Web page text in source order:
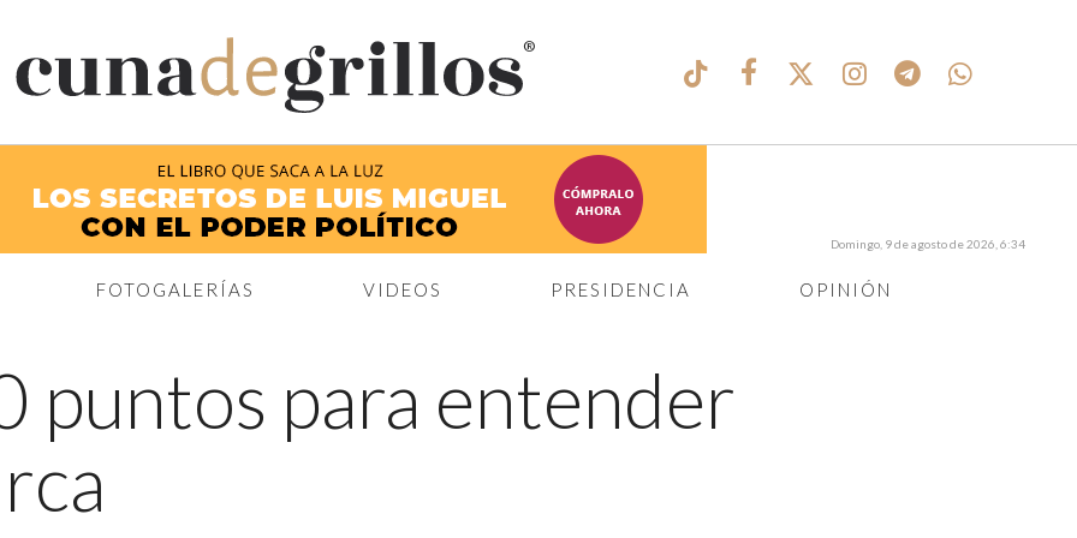
®
FOTOGALERÍAS VIDEOS PRESIDENCIA OPINIÓN
Domingo, 9 de agosto de 2026, 6:34
puntos para entender